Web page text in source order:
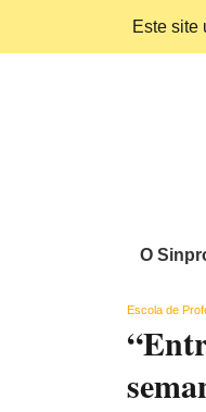
Este site
O
Escola de